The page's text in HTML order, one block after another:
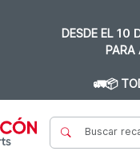
DESDE EL 10
PARA
🚛📦